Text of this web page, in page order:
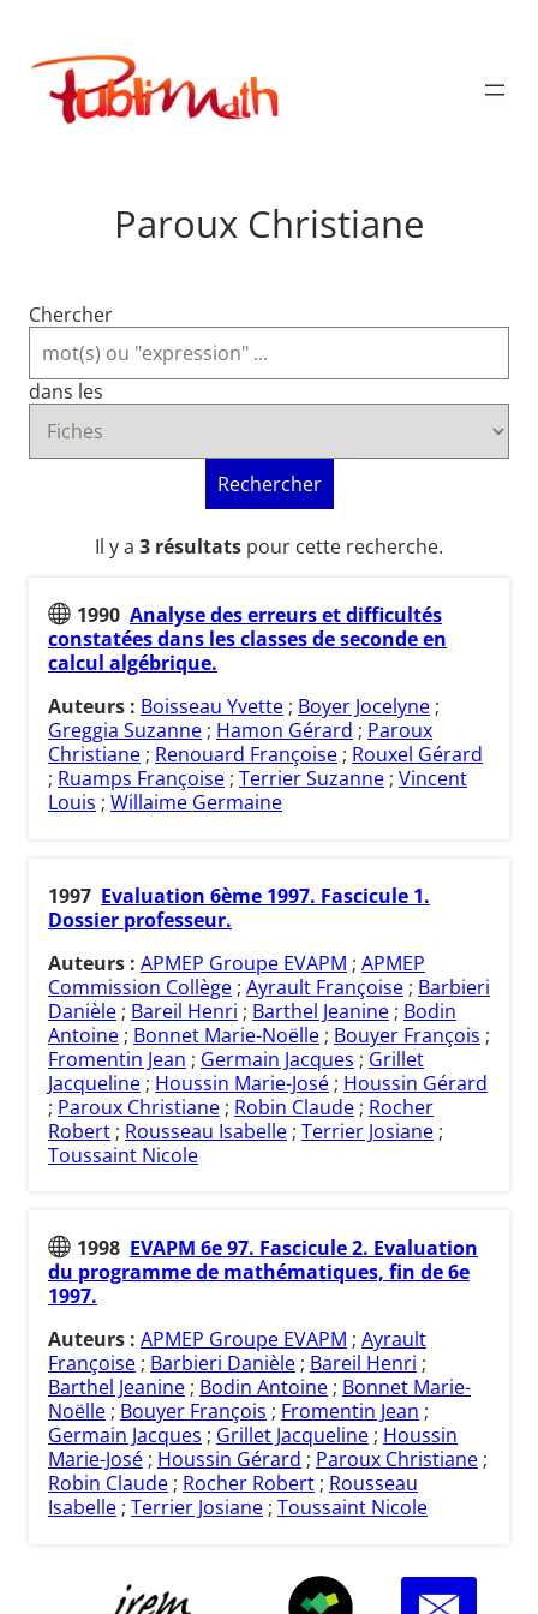
contenu
Publimath
Paroux Christiane
Chercher
dans les
Rechercher
Il y a 3 résultats pour cette recherche.
1990 Analyse des erreurs et difficultés
constatées dans les classes de seconde en
calcul algébrique.
Auteurs : Boisseau Yvette ; Boyer Jocelyne ;
Greggia Suzanne ; Hamon Gérard ; Paroux
Christiane ; Renouard Françoise ; Rouxel Gérard
; Ruamps Françoise ; Terrier Suzanne ; Vincent
Louis ; Willaime Germaine
1997 Evaluation 6ème 1997. Fascicule 1.
Dossier professeur.
Auteurs : APMEP Groupe EVAPM ; APMEP
Commission Collège ; Ayrault Françoise ; Barbieri
Danièle ; Bareil Henri ; Barthel Jeanine ; Bodin
Antoine ; Bonnet Marie-Noëlle ; Bouyer François ;
Fromentin Jean ; Germain Jacques ; Grillet
Jacqueline ; Houssin Marie-José ; Houssin Gérard
; Paroux Christiane ; Robin Claude ; Rocher
Robert ; Rousseau Isabelle ; Terrier Josiane ;
Toussaint Nicole
1998 EVAPM 6e 97. Fascicule 2. Evaluation
du programme de mathématiques, fin de 6e
1997.
Auteurs : APMEP Groupe EVAPM ; Ayrault
Françoise ; Barbieri Danièle ; Bareil Henri ;
Barthel Jeanine ; Bodin Antoine ; Bonnet Marie-
Noëlle ; Bouyer François ; Fromentin Jean ;
Germain Jacques ; Grillet Jacqueline ; Houssin
Marie-José ; Houssin Gérard ; Paroux Christiane ;
Robin Claude ; Rocher Robert ; Rousseau
Isabelle ; Terrier Josiane ; Toussaint Nicole